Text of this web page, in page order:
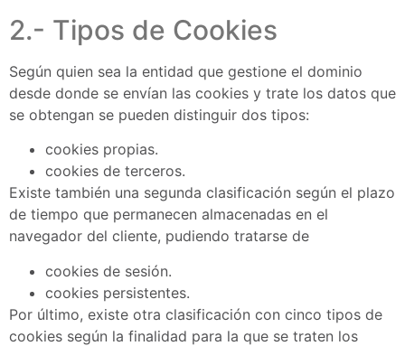
2.- Tipos de Cookies
Según quien sea la entidad que gestione el dominio
desde donde se envían las cookies y trate los datos que
se obtengan se pueden distinguir dos tipos:
cookies propias.
cookies de terceros.
Existe también una segunda clasificación según el plazo
de tiempo que permanecen almacenadas en el
navegador del cliente, pudiendo tratarse de
cookies de sesión.
cookies persistentes.
Por último, existe otra clasificación con cinco tipos de
cookies según la finalidad para la que se traten los